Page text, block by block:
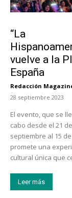
“La
vuelve a la
España
Redacción
-
28 septiembre 2023
El evento, que se
cabo desde el 21 de
septiembre al 15
promete una
cultural única que
Leer más